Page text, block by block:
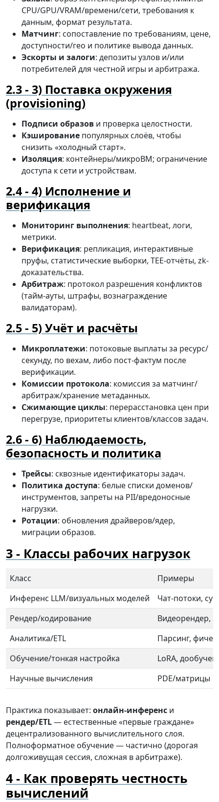
CPU/GPU/VRAM/времени/сети, требования к
данным, формат результата.
Матчинг: сопоставление по требованиям, цене,
доступности/гео и политике вывода данных.
Эскорты и залоги: депозиты узлов и/или
потребителей для честной игры и арбитража.
3) Поставка окружения
(provisioning)
Подписи образов и проверка целостности.
Кэширование популярных слоёв, чтобы
снизить «холодный старт».
Изоляция: контейнеры/микроВМ; ограничение
доступа к сети и устройствам.
4) Исполнение и
верификация
Мониторинг выполнения: heartbeat, логи,
метрики.
Верификация: репликация, интерактивные
пруфы, статистические выборки, TEE-отчёты, zk-
доказательства.
Арбитраж: протокол разрешения конфликтов
(тайм-ауты, штрафы, вознаграждение
валидаторам).
5) Учёт и расчёты
Микроплатежи: потоковые выплаты за ресурс/
секунду, по вехам, либо пост-фактум после
верификации.
Комиссии протокола: комиссия за матчинг/
арбитраж/хранение метаданных.
Сжимающие циклы: перерасстановка цен при
перегрузе, приоритеты клиентов/классов задач.
6) Наблюдаемость,
безопасность и политика
Трейсы: сквозные идентификаторы задач.
Политика доступа: белые списки доменов/
инструментов, запреты на PII/вредоносные
нагрузки.
Ротации: обновления драйверов/ядер,
миграции образов.
Классы рабочих нагрузок
Класс
Примеры
Инференс LLM/визуальных моделей
Чат-потоки,
Рендер/кодирование
Видеорендер,
Аналитика/ETL
Парсинг,
Обучение/тонкая настройка
LoRA,
Научные вычисления
PDE/матрицы
Практика показывает: онлайн-инференс и
рендер/ETL— естественные «первые граждане»
децентрализованного вычислительного слоя.
Полноформатное обучение — частично (дорогая
долгоживущая сессия, сложная в арбитраже).
Как проверять честность
вычислений